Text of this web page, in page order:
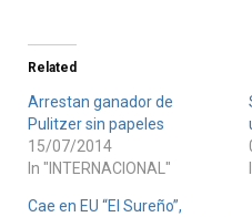
Related
Arrestan ganador de
Pulitzer sin papeles
15/07/2014
In "INTERNACIONAL"
Cae en EU “El Sureño”,